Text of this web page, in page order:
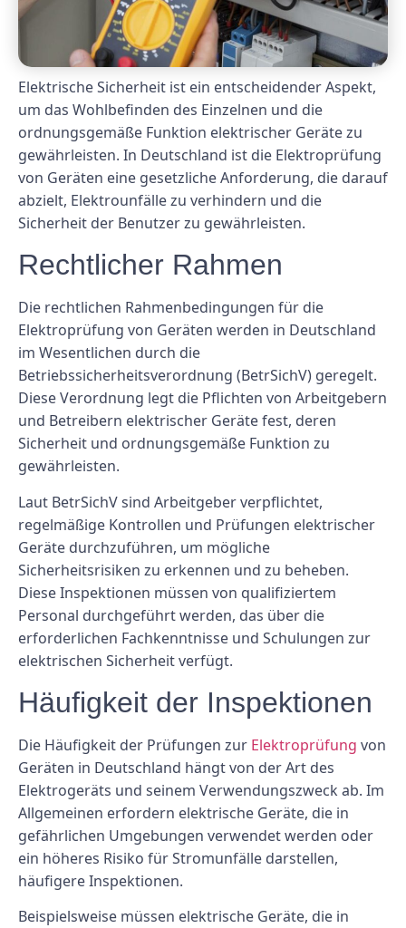
Elektrische Sicherheit ist ein entscheidender Aspekt,
um das Wohlbefinden des Einzelnen und die
ordnungsgemäße Funktion elektrischer Geräte zu
gewährleisten. In Deutschland ist die Elektroprüfung
von Geräten eine gesetzliche Anforderung, die darauf
abzielt, Elektrounfälle zu verhindern und die
Sicherheit der Benutzer zu gewährleisten.
Rechtlicher Rahmen
Die rechtlichen Rahmenbedingungen für die
Elektroprüfung von Geräten werden in Deutschland
im Wesentlichen durch die
Betriebssicherheitsverordnung (BetrSichV) geregelt.
Diese Verordnung legt die Pflichten von Arbeitgebern
und Betreibern elektrischer Geräte fest, deren
Sicherheit und ordnungsgemäße Funktion zu
gewährleisten.
Laut BetrSichV sind Arbeitgeber verpflichtet,
regelmäßige Kontrollen und Prüfungen elektrischer
Geräte durchzuführen, um mögliche
Sicherheitsrisiken zu erkennen und zu beheben.
Diese Inspektionen müssen von qualifiziertem
Personal durchgeführt werden, das über die
erforderlichen Fachkenntnisse und Schulungen zur
elektrischen Sicherheit verfügt.
Häufigkeit der Inspektionen
Die Häufigkeit der Prüfungen zur Elektroprüfung von
Geräten in Deutschland hängt von der Art des
Elektrogeräts und seinem Verwendungszweck ab. Im
Allgemeinen erfordern elektrische Geräte, die in
gefährlichen Umgebungen verwendet werden oder
ein höheres Risiko für Stromunfälle darstellen,
häufigere Inspektionen.
Beispielsweise müssen elektrische Geräte, die in